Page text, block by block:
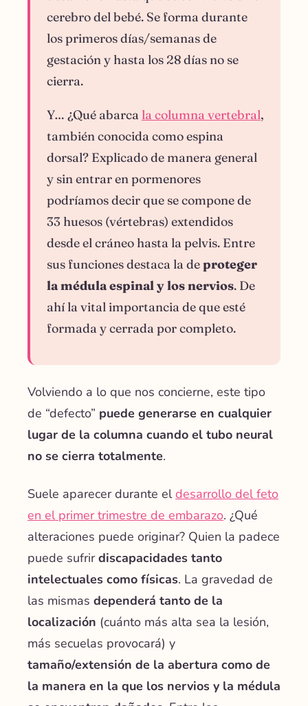
cerebro del bebé. Se forma durante
los primeros días/semanas de
gestación y hasta los 28 días no se
cierra.
Y… ¿Qué abarca la columna vertebral,
también conocida como espina
dorsal? Explicado de manera general
y sin entrar en pormenores
podríamos decir que se compone de
33 huesos (vértebras) extendidos
desde el cráneo hasta la pelvis. Entre
sus funciones destaca la deproteger
la médula espinal y los nervios. De
ahí la vital importancia de que esté
formada y cerrada por completo.
Volviendo a lo que nos concierne, este tipo
de “defecto” puede generarse en cualquier
lugar de la columna cuando el tubo neural
no se cierra totalmente.
Suele aparecer durante eldesarrollo del feto
en el primer trimestre de embarazo. ¿Qué
alteraciones puede originar? Quien la padece
puede sufrirdiscapacidades tanto
intelectuales como físicas. La gravedad de
las mismas dependerá tanto de la
localización (cuánto más alta sea la lesión,
más secuelas provocará) y
tamaño/extensión de la abertura como de
la manera en la que los nervios y la médula